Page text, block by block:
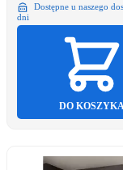
Dostępne u naszego
dni
DO